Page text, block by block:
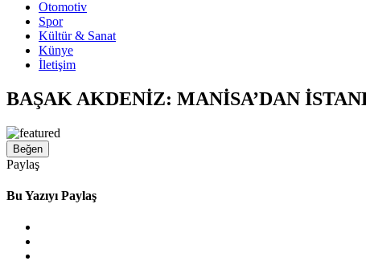
Otomotiv
Spor
Kültür & Sanat
Künye
İletişim
BAŞAK AKDENİZ: MANİSA’DAN
Beğen
Paylaş
Bu Yazıyı Paylaş